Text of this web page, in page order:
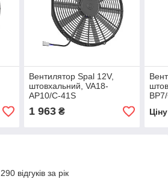
Вентилятор Spal 12V,
штовхальний, VA18-
AP10/C-41S
1 963₴
відгуків за рік